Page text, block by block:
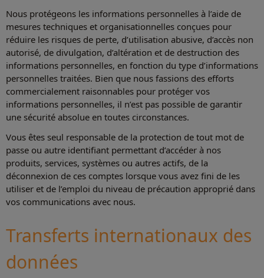
Nous protégeons les informations personnelles à l’aide de
mesures techniques et organisationnelles conçues pour
réduire les risques de perte, d’utilisation abusive, d’accès non
autorisé, de divulgation, d’altération et de destruction des
informations personnelles, en fonction du type d’informations
personnelles traitées. Bien que nous fassions des efforts
commercialement raisonnables pour protéger vos
informations personnelles, il n’est pas possible de garantir
une sécurité absolue en toutes circonstances.
Vous êtes seul responsable de la protection de tout mot de
passe ou autre identifiant permettant d’accéder à nos
produits, services, systèmes ou autres actifs, de la
déconnexion de ces comptes lorsque vous avez fini de les
utiliser et de l’emploi du niveau de précaution approprié dans
vos communications avec nous.
Transferts internationaux des
données